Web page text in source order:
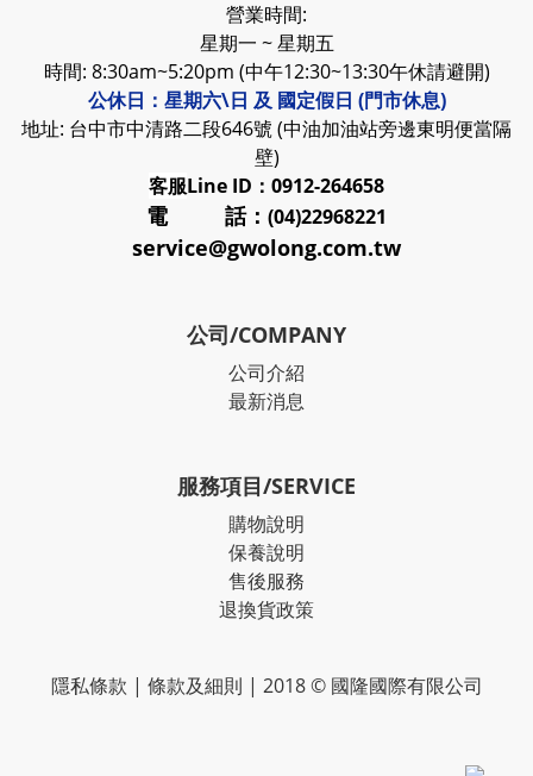
營業時間:
星期一 ~ 星期五
時間: 8:30am~5:20pm (中午12:30~13:30午休請避開)
公休日：星期六\日 及 國定假日 (門市休息)
地址: 台中市中清路二段646號 (中油加油站旁邊東明便當隔
壁)
客服Line ID：0912-264658
電 話： (04)22968221
service@gwolong.com.tw
公司/COMPANY
公司介紹
最新消息
服務項目/SERVICE
購物說明
保養說明
售後服務
退換貨政策
隱私條款 | 條款及細則 | 2018 © 國隆國際有限公司